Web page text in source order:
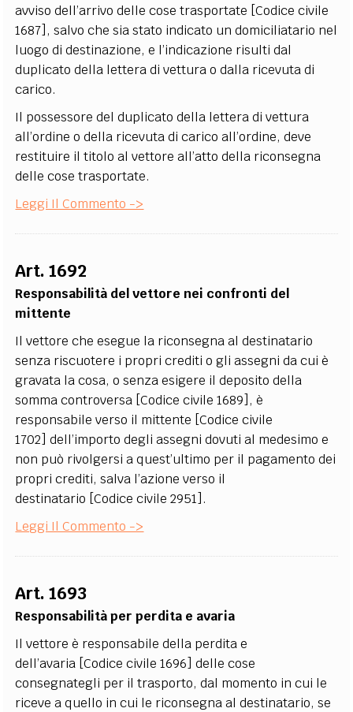
avviso dell’arrivo delle cose trasportate [Codice civile
1687], salvo che sia stato indicato un domiciliatario nel
luogo di destinazione, e l’indicazione risulti dal
duplicato della lettera di vettura o dalla ricevuta di
carico.
Il possessore del duplicato della lettera di vettura
all’ordine o della ricevuta di carico all’ordine, deve
restituire il titolo al vettore all’atto della riconsegna
delle cose trasportate.
Leggi Il Commento ->
Art. 1692
Responsabilità del vettore nei confronti del
mittente
Il vettore che esegue la riconsegna al destinatario
senza riscuotere i propri crediti o gli assegni da cui è
gravata la cosa, o senza esigere il deposito della
somma controversa [Codice civile 1689], è
responsabile verso il mittente [Codice civile
1702] dell’importo degli assegni dovuti al medesimo e
non può rivolgersi a quest’ultimo per il pagamento dei
propri crediti, salva l’azione verso il
destinatario [Codice civile 2951].
Leggi Il Commento ->
Art. 1693
Responsabilità per perdita e avaria
Il vettore è responsabile della perdita e
dell’avaria [Codice civile 1696] delle cose
consegnategli per il trasporto, dal momento in cui le
riceve a quello in cui le riconsegna al destinatario, se